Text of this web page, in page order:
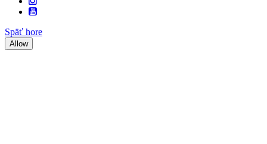
Späť hore
Allow